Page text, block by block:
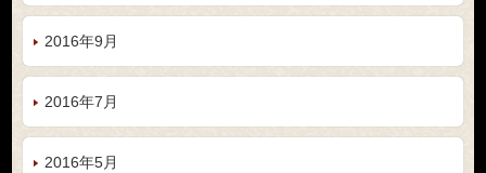
2016年9月
2016年7月
2016年5月